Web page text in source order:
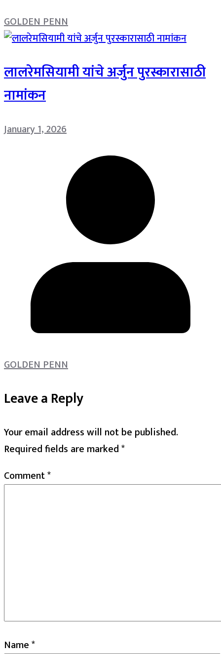
GOLDEN PENN
लालरेमसियामी यांचे अर्जुन पुरस्कारासाठी
नामांकन
January 1, 2026
GOLDEN PENN
Leave a Reply
Your email address will not be published.
Required fields are marked*
Comment*
Name*